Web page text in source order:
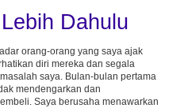
Dahulu
orang-orang yang saya ajak
diri mereka dan segala
saya. Bulan-bulan pertama
mendengarkan dan
Saya berusaha menawarkan